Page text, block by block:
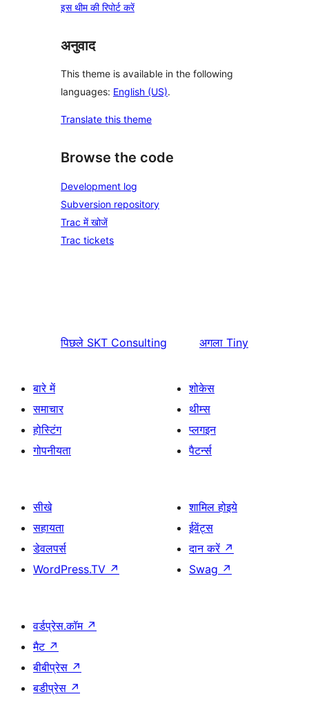
इस थीम की रिपोर्ट करें
अनुवाद
This theme is available in the following
languages: English (US).
Translate this theme
Browse the code
Development log
Subversion repository
Trac में खोजें
Trac tickets
पिछले SKT Consulting अगला Tiny
बारे में
समाचार
होस्टिंग
गोपनीयता
शोकेस
थीम्स
प्लगइन
पैटर्न्स
सीखे
सहायता
डेवलपर्स
WordPress.TV ↗
शामिल होइये
ईवेंट्स
दान करें ↗
Swag ↗
वर्डप्रेस.कॉम ↗
मैट ↗
बीबीप्रेस ↗
बडीप्रेस ↗